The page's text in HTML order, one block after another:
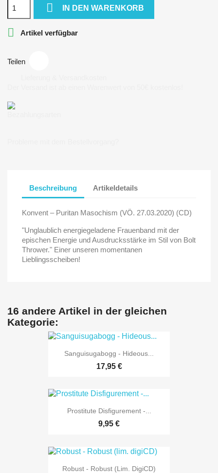
 IN DEN WARENKORB
 Artikel verfügbar
Teilen
Beschreibung Artikeldetails
Konvent – Puritan Masochism (VÖ. 27.03.2020) (CD)
"Unglaublich energiegeladene Frauenband mit der
epischen Energie und Ausdrucksstärke im Stil von Bolt
Thrower." Einer unseren momentanen
Lieblingsscheiben!
16 andere Artikel in der gleichen
Kategorie:
Sanguisugabogg - Hideous...
17,95 €
Prostitute Disfigurement -...
9,95 €
Robust - Robust (lim. DigiCD)